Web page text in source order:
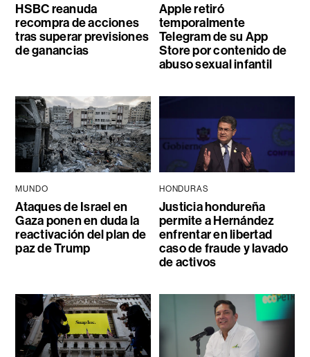
HSBC reanuda
recompra de acciones
tras superar previsiones
de ganancias
Apple retiró
temporalmente
Telegram de su App
Store por contenido de
abuso sexual infantil
MUNDO
Ataques de Israel en
Gaza ponen en duda la
reactivación del plan de
paz de Trump
HONDURAS
Justicia hondureña
permite a Hernández
enfrentar en libertad
caso de fraude y lavado
de activos